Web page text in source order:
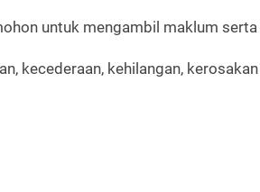
untuk mengambil maklum
kecederaan, kehilangan,